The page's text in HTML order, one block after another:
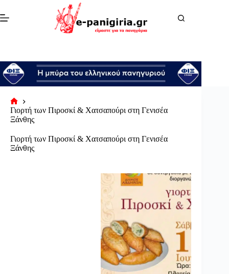
στο
περιεχόμενο
Αρχική
σελίδα
Γιορτή των Πιροσκί & Χατσαπούρι στη Γενισέα
Ξάνθης
Γιορτή των Πιροσκί & Χατσαπούρι στη Γενισέα
Ξάνθης